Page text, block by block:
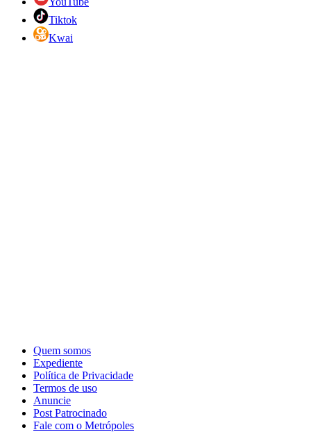
Tiktok
Kwai
Quem somos
Expediente
Política de Privacidade
Termos de uso
Anuncie
Post Patrocinado
Fale com o Metrópoles